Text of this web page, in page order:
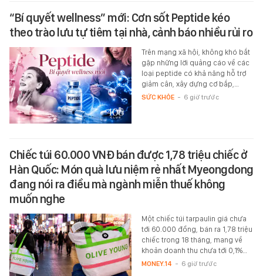
“Bí quyết wellness” mới: Cơn sốt Peptide kéo
theo trào lưu tự tiêm tại nhà, cảnh báo nhiều rủi ro
Trên mạng xã hội, không khó bắt
gặp những lời quảng cáo về các
loại peptide có khả năng hỗ trợ
giảm cân, xây dựng cơ bắp,…
SỨC KHỎE - 6 giờ trước
Chiếc túi 60.000 VNĐ bán được 1,78 triệu chiếc ở
Hàn Quốc: Món quà lưu niệm rẻ nhất Myeongdong
đang nói ra điều mà ngành miễn thuế không
muốn nghe
Một chiếc túi tarpaulin giá chưa
tới 60.000 đồng, bán ra 1,78 triệu
chiếc trong 18 tháng, mang về
khoản doanh thu chưa tới 0,1%…
MONEY.14 - 6 giờ trước